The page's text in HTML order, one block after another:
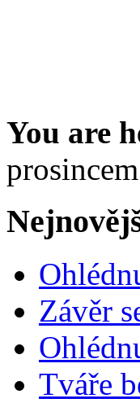
You are
Závěr
Tváře